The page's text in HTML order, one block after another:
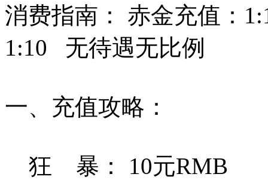
消费指南： 赤金充值：
1:10 无待遇无比例
一、充值攻略：
狂 暴： 10元RMB